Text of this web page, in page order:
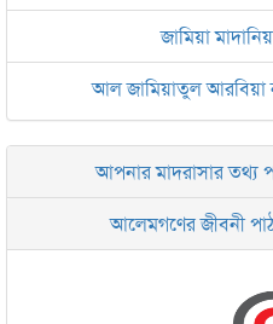
জামিয়া
আল জামিয়াতুল আরবিয়া
জামেয়া দারুল
ইসলামিক রিসার্চ
জামেয়া
জামেয়া
আপনার মাদরাসার তথ্য
আলেমগণের জীবনী